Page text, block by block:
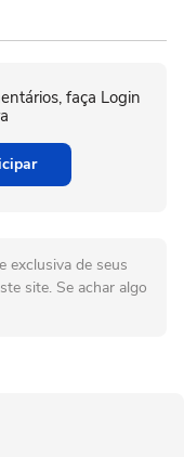
faça Login
exclusiva de seus
site. Se achar algo